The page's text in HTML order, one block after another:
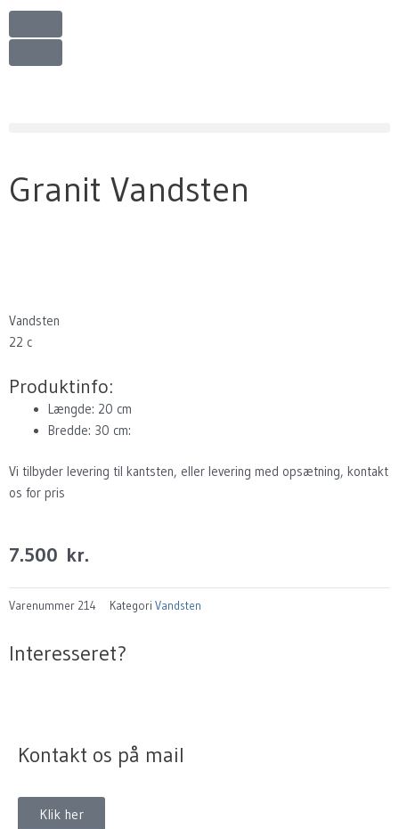
Gå
Granit Vandsten
Vandsten
22 c
Produktinfo:
Længde: 20 cm
Bredde: 30 cm:
Vi tilbyder levering til kantsten, eller levering med opsætning, kontakt
os for pris
7.500 kr.
Varenummer 214 Kategori Vandsten
Interesseret?
Kontakt os på mail
Klik her